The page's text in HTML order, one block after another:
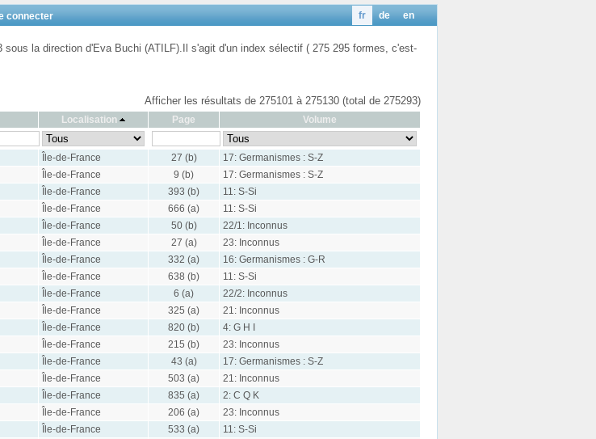
connecter en
de
fr
sous la direction d'Eva Buchi (ATILF).Il s'agit d'un index sélectif ( 275 295 formes, c'est-
Afficher les résultats de 275101 à 275130 (total de 275293)
Localisation Page Volume
Île-de-France 27 (b)
17: Germanismes : S-Z
Île-de-France 9 (b)
17: Germanismes : S-Z
Île-de-France 393 (b)
11: S-Si
Île-de-France 666 (a)
11: S-Si
Île-de-France 50 (b)
22/1: Inconnus
Île-de-France 27 (a)
23: Inconnus
Île-de-France 332 (a)
16: Germanismes : G-R
Île-de-France 638 (b)
11: S-Si
Île-de-France 6 (a)
22/2: Inconnus
Île-de-France 325 (a)
21: Inconnus
Île-de-France 820 (b)
4: G H I
Île-de-France 215 (b)
23: Inconnus
Île-de-France 43 (a)
17: Germanismes : S-Z
Île-de-France 503 (a)
21: Inconnus
Île-de-France 835 (a)
2: C Q K
Île-de-France 206 (a)
23: Inconnus
Île-de-France 533 (a)
11: S-Si